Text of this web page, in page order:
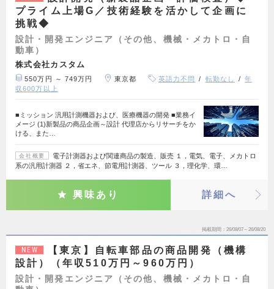
プライム上場G／技術経験を活かして企画に
挑戦◆
設計・開発エンジニア（その他、機械・メカトロ・自
動車）
株式会社カスタム
550万円 ～ 749万円 東京都 英語力不問 転勤なし
年
収600万以上
■ミッション 汎用計測機器および、医療機器の開発 ■業務イ
メージ (1)新製品の商品企画～設計 代理店からリサーチをか
ける、また…
会社概要
電子計測器および関連商品の製造、販売 １，電気、電子、メカトロ
系の汎用計測器 ２，省エネ、節電用計測器、ツール ３，理化学、環…
興味あり 詳細へ
掲載期間 26/08/07～26/08/20
NEW
【東京】自転車部品の商品開発（機構
設計）（年収510万円～960万円）
設計・開発エンジニア（その他、機械・メカトロ・自